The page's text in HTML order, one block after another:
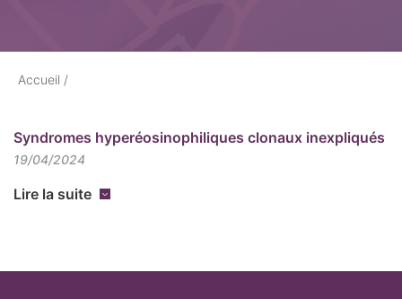
Accueil /
Syndromes hyperéosinophiliques clonaux inexpliqués
19/04/2024
Lire la suite